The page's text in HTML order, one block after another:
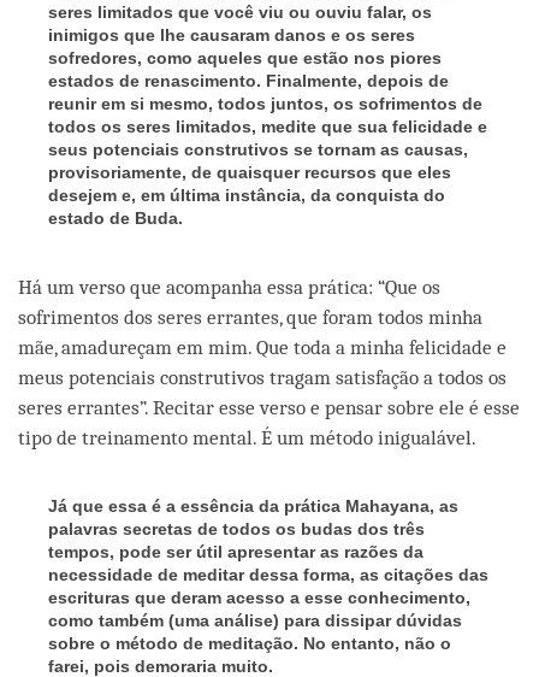
seres limitados que você viu ou ouviu falar, os
inimigos que lhe causaram danos e os seres
sofredores, como aqueles que estão nos piores
estados de renascimento. Finalmente, depois de
reunir em si mesmo, todos juntos, os sofrimentos de
todos os seres limitados, medite que sua felicidade e
seus potenciais construtivos se tornam as causas,
provisoriamente, de quaisquer recursos que eles
desejem e, em última instância, da conquista do
estado de Buda.
Há um verso que acompanha essa prática: “Que os
sofrimentos dos seres errantes, que foram todos minha
mãe, amadureçam em mim. Que toda a minha felicidade e
meus potenciais construtivos tragam satisfação a todos os
seres errantes”. Recitar esse verso e pensar sobre ele é esse
tipo de treinamento mental. É um método inigualável.
Já que essa é a essência da prática Mahayana, as
palavras secretas de todos os budas dos três
tempos, pode ser útil apresentar as razões da
necessidade de meditar dessa forma, as citações das
escrituras que deram acesso a esse conhecimento,
como também (uma análise) para dissipar dúvidas
sobre o método de meditação. No entanto, não o
farei, pois demoraria muito.